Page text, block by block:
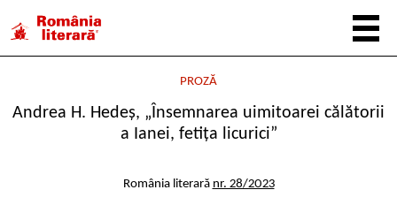
PROZĂ
Andrea H. Hedeș, „Însemnarea uimitoarei călătorii
a Ianei, fetița licurici”
România literară nr. 28/2023